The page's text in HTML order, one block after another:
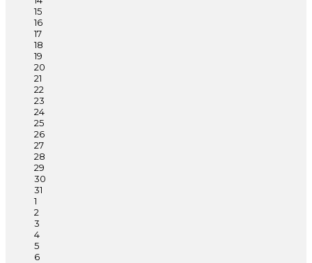
15
16
17
18
19
20
21
22
23
24
25
26
27
28
29
30
31
1
2
3
4
5
6